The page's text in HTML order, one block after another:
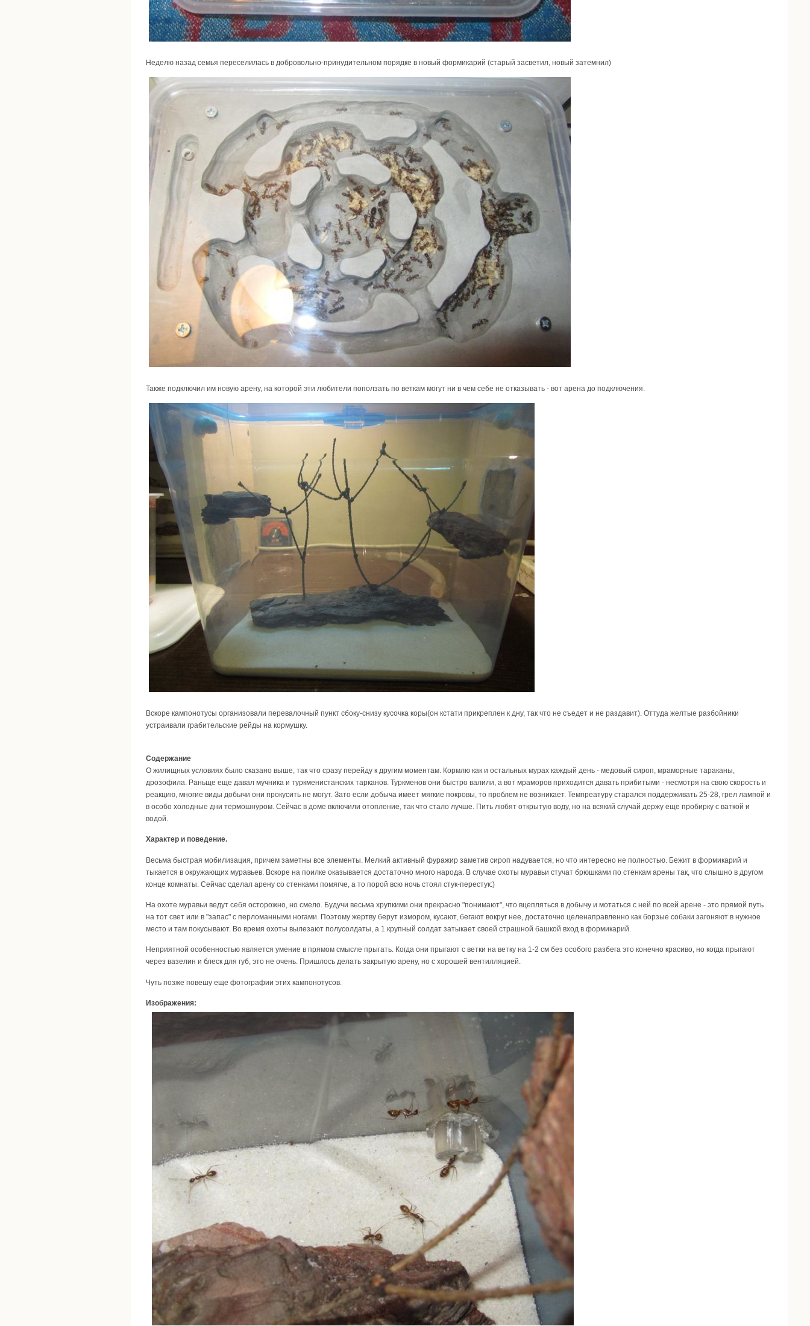
Неделю назад семья переселилась в добровольно-принудительном порядке в новый формикарий (старый засветил, новый затемнил)
Также подключил им новую арену, на которой эти любители поползать по веткам могут ни в чем себе не отказывать - вот арена до подключения.
Вскоре кампонотусы организовали перевалочный пункт сбоку-снизу кусочка коры(он кстати прикреплен к дну, так что не съедет и не раздавит). Оттуда желтые разбойники
устраивали грабительские рейды на кормушку.
Содержание
О жилищных условиях было сказано выше, так что сразу перейду к другим моментам. Кормлю как и остальных мурах каждый день - медовый сироп, мраморные тараканы,
дрозофила. Раньще еще давал мучника и туркменистанских тарканов. Туркменов они быстро валили, а вот мраморов приходится давать прибитыми - несмотря на свою скорость и
реакцию, многие виды добычи они прокусить не могут. Зато если добыча имеет мягкие покровы, то проблем не возникает. Темпреатуру старался поддерживать 25-28, грел лампой и
в особо холодные дни термошнуром. Сейчас в доме включили отопление, так что стало лучше. Пить любят открытую воду, но на всякий случай держу еще пробирку с ваткой и
водой.
Характер и поведение.
Весьма быстрая мобилизация, причем заметны все элементы. Мелкий активный фуражир заметив сироп надувается, но что интересно не полностью. Бежит в формикарий и
тыкается в окружающих муравьев. Вскоре на поилке оказывается достаточно много народа. В случае охоты муравьи стучат брюшками по стенкам арены так, что слышно в другом
конце комнаты. Сейчас сделал арену со стенками помягче, а то порой всю ночь стоял стук-перестук:)
На охоте муравьи ведут себя осторожно, но смело. Будучи весьма хрупкими они прекрасно "понимают", что вцепляться в добычу и мотаться с ней по всей арене - это прямой путь
на тот свет или в "запас" с перломанными ногами. Поэтому жертву берут измором, кусают, бегают вокруг нее, достаточно целенаправленно как борзые собаки загоняют в нужное
место и там покусывают. Во время охоты вылезают полусолдаты, а 1 крупный солдат затыкает своей страшной башкой вход в формикарий.
Неприятной особенностью является умение в прямом смысле прыгать. Когда они прыгают с ветки на ветку на 1-2 см без особого разбега это конечно красиво, но когда прыгают
через вазелин и блеск для губ, это не очень. Пришлось делать закрытую арену, но с хорошей вентилляцией.
Чуть позже повешу еще фотографии этих кампонотусов.
Изображения: